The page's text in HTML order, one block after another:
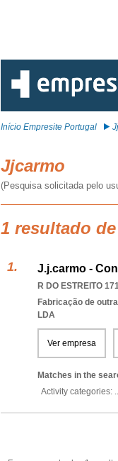
Início Empresite Portugal
Jjcarmo
(Pesquisa solicitada pelo
1 resultado
J.j.carmo -
R DO ESTREITO
Fabricação de
LDA
Ver empresa
Matches in the
Activity categories: